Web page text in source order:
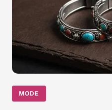
MODE